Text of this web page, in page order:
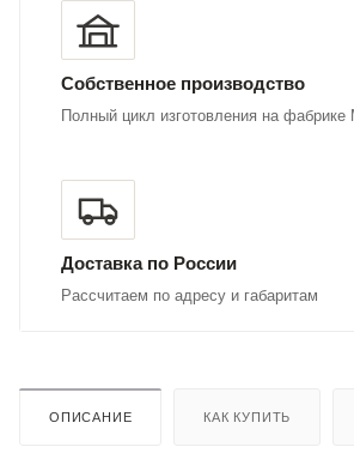
Собственное производство
Полный цикл изготовления на фабрике
Доставка по России
Рассчитаем по адресу и габаритам
ОПИСАНИЕ КАК КУПИТЬ